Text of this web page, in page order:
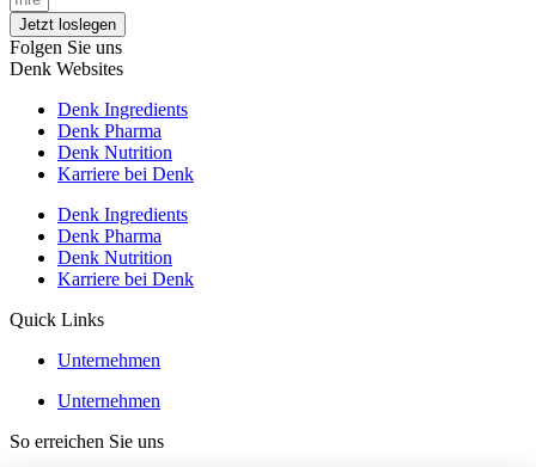
Jetzt loslegen
Folgen Sie uns
Denk Websites
Denk Ingredients
Denk Pharma
Denk Nutrition
Karriere bei Denk
Denk Ingredients
Denk Pharma
Denk Nutrition
Karriere bei Denk
Quick Links
Unternehmen
Unternehmen
So erreichen Sie uns